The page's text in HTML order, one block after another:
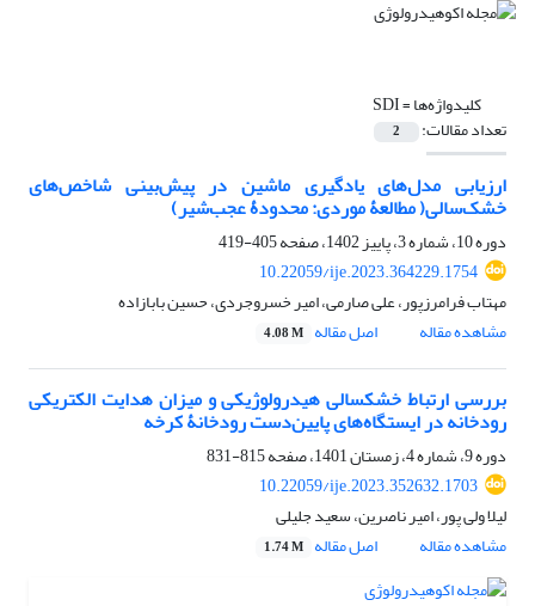
کلیدواژه‌ها =SDI
تعداد مقالات: 2
ارزیابی مدل‌های یادگیری ماشین در پیش‌بینی شاخص‌های
خشک‌سالی( مطالعۀ موردی: محدودۀ عجب‌شیر)
دوره 10، شماره 3، پاییز 1402، صفحه
405-419
10.22059/ije.2023.364229.1754
مهتاب فرامرزپور، علی صارمی، امیر خسروجردی، حسین بابازاده
مشاهده مقاله
اصل مقاله 4.08 M
بررسی ارتباط خشک‏سالی هیدرولوژیکی و میزان هدایت الکتریکی
رودخانه در ایستگاه‌های پایین‌دست رودخانۀ کرخه
دوره 9، شماره 4، زمستان 1401، صفحه
815-831
10.22059/ije.2023.352632.1703
لیلا ولی پور، امیر ناصرین، سعید جلیلی
مشاهده مقاله
اصل مقاله 1.74 M